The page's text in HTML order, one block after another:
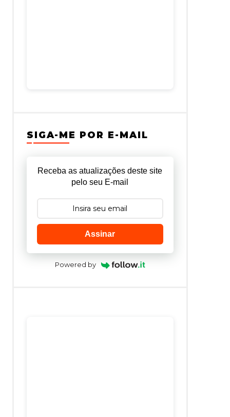
SIGA-ME POR E-MAIL
Receba as atualizações deste site
pelo seu E-mail
Assinar
Powered by